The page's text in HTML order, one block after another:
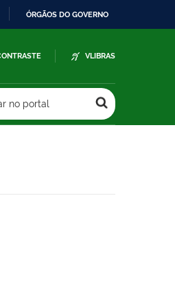
ÓRGÃOS DO GOVERNO
VLIBRAS
no portal